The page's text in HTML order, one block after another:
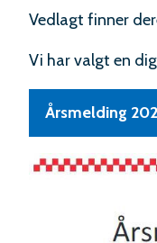
Vedlagt finner
Vi har valgt en
Årsmelding